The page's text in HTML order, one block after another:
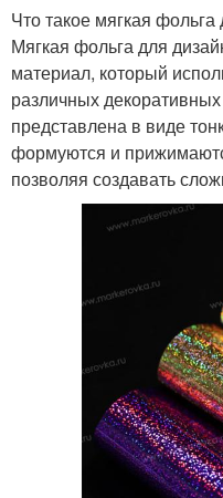
Что такое мягкая фольга
Мягкая фольга для
материал, который
различных
представлена в виде
формуются и
позволяя создавать